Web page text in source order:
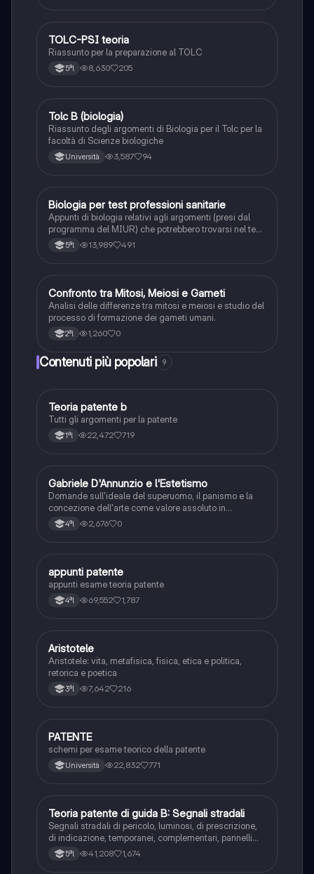
Scienze
TOLC-PSI teoria
Riassunto per la preparazione al TOLC
5ªl 8,630 205
Scienze
Tolc B (biologia)
Riassunto degli argomenti di Biologia per il Tolc per la
facoltà di Scienze biologiche
Università 3,587 94
Scienze
Biologia per test professioni sanitarie
Appunti di biologia relativi agli argomenti (presi dal
programma del MIUR) che potrebbero trovarsi nel test
di professioni sanitarie. Appunti realizzati
confrontando vari siti internet e libro ALPHATEST
5ªl 13,989 491
CScienze
Confronto tra Mitosi, Meiosi e Gameti
Analisi delle differenze tra mitosi e meiosi e studio del
processo di formazione dei gameti umani.
2ªl 1,260 0
Contenuti più popolari 9
Altro
Teoria patente b
Tutti gli argomenti per la patente
1ªl 22,472 719
GItaliano
Gabriele D'Annunzio e l'Estetismo
Domande sull'ideale del superuomo, il panismo e la
concezione dell'arte come valore assoluto in
D'Annunzio.
4ªl 2,676 0
Altro
appunti patente
appunti esame teoria patente
4ªl 69,552 1,787
Filosofia
Aristotele
Aristotele: vita, metafisica, fisica, etica e politica,
retorica e poetica
3ªl 7,642 216
Altro
PATENTE
schemi per esame teorico della patente
Università 22,832 771
Ed. civ.
Teoria patente di guida B: Segnali stradali
Segnali stradali di pericolo, luminosi, di prescrizione,
di indicazione, temporanei, complementari, pannelli
integrativi, segnaletica orizzontale, segnalazioni
agenti del traffico, distanza di visibilità per l‘arresto,
5ªl 41,208 1,674